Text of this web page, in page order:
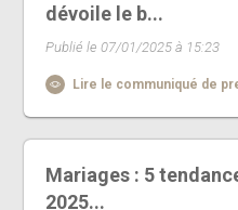
dévoile le b...
Publié le 07/01/2025 à 15:23
Lire le communiqué de
Mariages : 5
2025...